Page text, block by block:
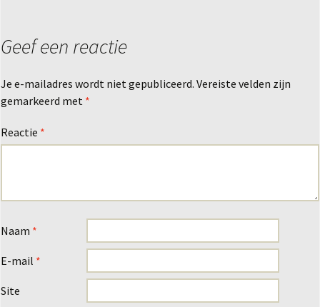
Geef een reactie
Je e-mailadres wordt niet gepubliceerd. Vereiste velden zijn
gemarkeerd met *
Reactie *
Naam *
E-mail *
Site